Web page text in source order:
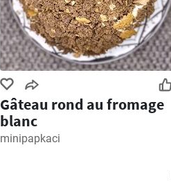
Gâteau rond au fromage
blanc
minipapkaci